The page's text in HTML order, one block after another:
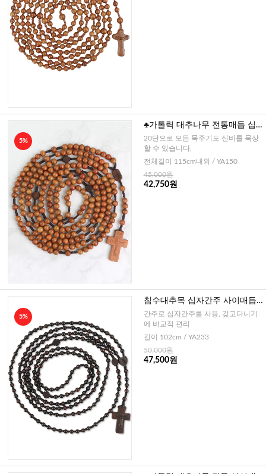
5%
♣가톨릭 대추나무 전통매듭 십
자간주 20단묵주-8mm
20단으로 모든 묵주기도 신비를 묵상
할 수 있습니다.
전체길이 115cm내외 / YA150
45,000원
42,750원
5%
침수대추목 십자간주 사이매듭 2
0단묵주 - 6mm
간주로 십자간주를 사용, 갖고다니기
에 비교적 편리
길이 102cm / YA233
50,000원
47,500원